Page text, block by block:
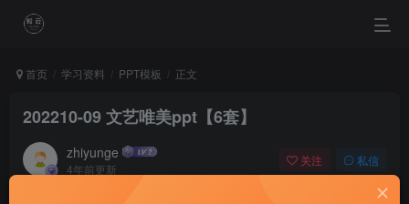
首页 学习资料 PPT模板 正文
202210-09 文艺唯美ppt【6套】
zhiyunge
4年前更新
关注 私信